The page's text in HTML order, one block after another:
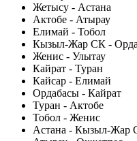
Жетысу - Астана
Актобе - Атырау
Елимай - Тобол
Кызыл-Жар СК -
Женис - Улытау
Кайрат - Туран
Кайсар - Елимай
Ордабасы - Кайрат
Туран - Актобе
Тобол - Женис
Астана - Кызыл-Жар